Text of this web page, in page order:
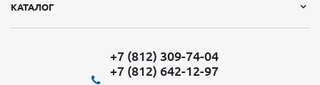
КАТАЛОГ
+7 (812) 309-74-04
+7 (812) 642-12-97